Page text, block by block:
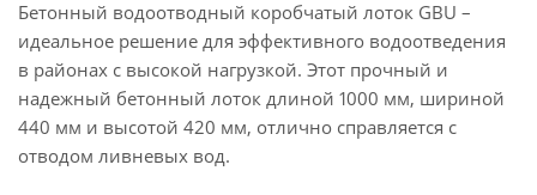
Бетонный водоотводный коробчатый лоток GBU –
идеальное решение для эффективного водоотведения
в районах с высокой нагрузкой. Этот прочный и
надежный бетонный лоток длиной 1000 мм, шириной
440 мм и высотой 420 мм, отлично справляется с
отводом ливневых вод.